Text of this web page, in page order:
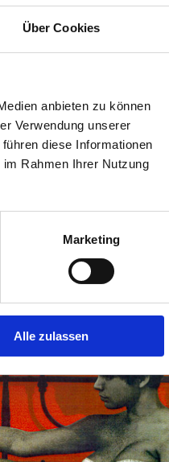
Über Cookies
anbieten zu können
Verwendung unserer
diese Informationen
Rahmen Ihrer Nutzung
Marketing
Alle zulassen